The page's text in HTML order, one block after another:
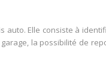
auto. Elle consiste à
la possibilité de